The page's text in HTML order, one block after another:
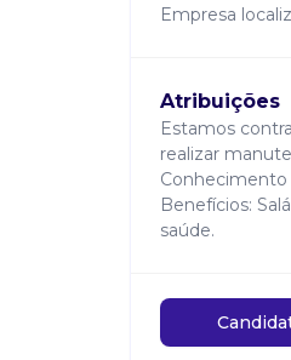
Empresa
Atribuições
Estamos
realizar
Benefícios:
saúde.